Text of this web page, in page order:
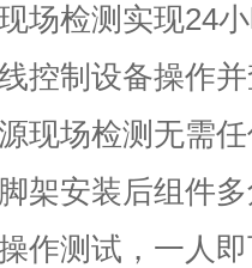
场检测实现24
控制设备操作
现场检测无需
架安装后组件
作测试，一人